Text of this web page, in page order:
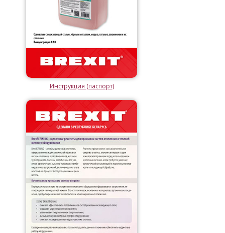
Инструкция (паспорт)